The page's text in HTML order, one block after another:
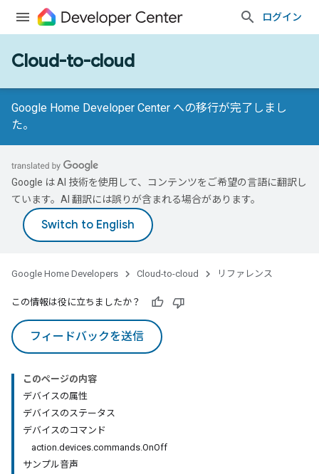
ログイン
Cloud-to-cloud
Google Home Developer Center への移行が完了しまし
た。
Google は AI 技術を使用して、コンテンツをご希望の言語に翻訳し
ています。AI 翻訳には誤りが含まれる場合があります。
Google Home Developers Cloud-to-cloud リファレンス
この情報は役に立ちましたか？
フィードバックを送信
このページの内容
デバイスの属性
デバイスのステータス
デバイスのコマンド
action.devices.commands.OnOff
サンプル音声